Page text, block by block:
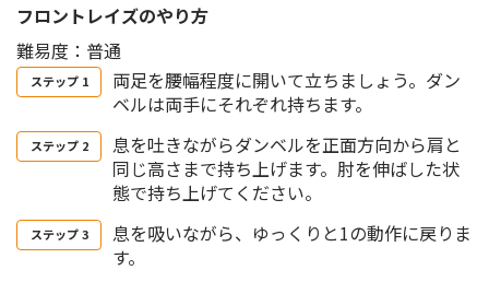
フロントレイズのやり方
難易度：普通
両足を腰幅程度に開いて立ちましょう。ダン
ベルは両手にそれぞれ持ちます。
息を吐きながらダンベルを正面方向から肩と
同じ高さまで持ち上げます。肘を伸ばした状
態で持ち上げてください。
息を吸いながら、ゆっくりと1の動作に戻りま
す。